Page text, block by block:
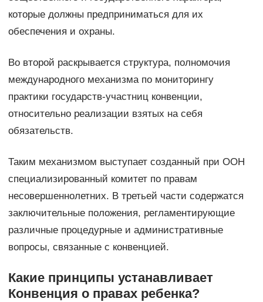
которые должны предприниматься для их
обеспечения и охраны.
Во второй раскрывается структура, полномочия
международного механизма по мониторингу
практики государств-участниц конвенции,
относительно реализации взятых на себя
обязательств.
Таким механизмом выступает созданный при ООН
специализированный комитет по правам
несовершеннолетних. В третьей части содержатся
заключительные положения, регламентирующие
различные процедурные и административные
вопросы, связанные с конвенцией.
Какие принципы устанавливает
Конвенция о правах ребенка?